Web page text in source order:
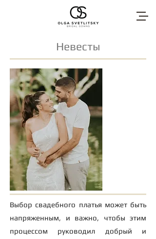
Невесты
Выбор свадебного платья может быть
напряженным, и важно, чтобы этим
процессом руководил добрый и